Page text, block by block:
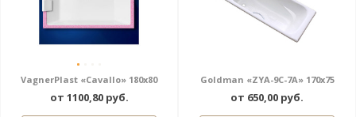
VagnerPlast «Cavallo» 180x80
от 1100,80 руб.
Goldman «ZYA-9C-7A» 170x75
от 650,00 руб.